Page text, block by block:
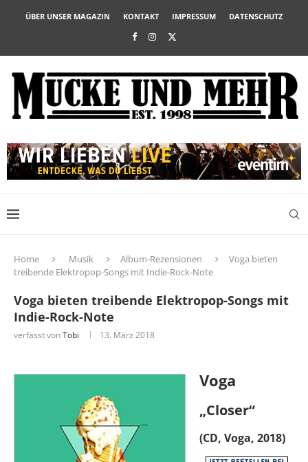
ÜBER UNSER MAGAZIN KONTAKT IMPRESSUM DATENSCHUTZ
Home Musik Album-Rezensionen
Voga bieten
treibende Elektropop-Songs mit Indie-Rock-Note
Voga bieten treibende Elektropop-Songs mit
Indie-Rock-Note
verfasst vonTobi 13. März 2018
Voga
„Closer“
(CD, Voga, 2018)